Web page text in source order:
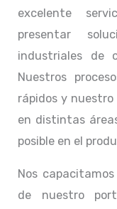
excelente
presentar
industriales de
Nuestros
rápidos y
en distintas
posible en el
Nos
de nuestro